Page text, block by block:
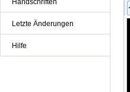
Letzte Änderungen
Hilfe